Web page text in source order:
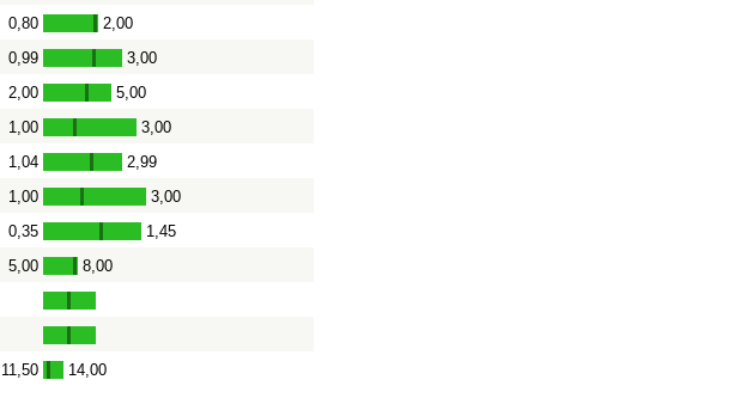
0,80 - 2,00
0,99 - 3,00
2,00 - 5,00
1,00 - 3,00
1,04 - 2,99
1,00 - 3,00
0,35 - 1,45
5,00 - 8,00
11,50 - 14,00